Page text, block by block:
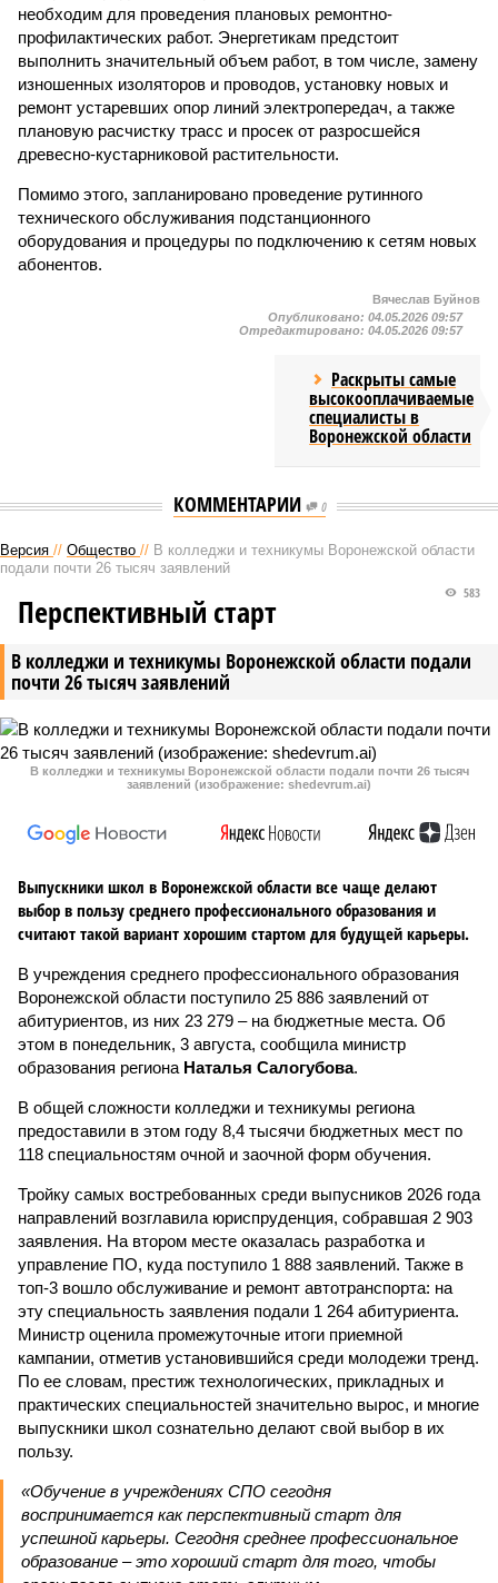
необходим для проведения плановых ремонтно-
профилактических работ. Энергетикам предстоит
выполнить значительный объем работ, в том числе, замену
изношенных изоляторов и проводов, установку новых и
ремонт устаревших опор линий электропередач, а также
плановую расчистку трасс и просек от разросшейся
древесно-кустарниковой растительности.
Помимо этого, запланировано проведение рутинного
технического обслуживания подстанционного
оборудования и процедуры по подключению к сетям новых
абонентов.
Вячеслав Буйнов
Опубликовано: 04.05.2026 09:57
Отредактировано: 04.05.2026 09:57
Раскрыты самые
высокооплачиваемые
специалисты в
Воронежской области
КОММЕНТАРИИ 0
Версия // Общество // В колледжи и техникумы Воронежской области
подали почти 26 тысяч заявлений
В колледжи и техникумы Воронежской области подали
почти 26 тысяч заявлений
583
Перспективный старт
В колледжи и техникумы Воронежской области подали почти 26 тысяч
заявлений (изображение: shedevrum.ai)
Выпускники школ в Воронежской области все чаще делают
выбор в пользу среднего профессионального образования и
считают такой вариант хорошим стартом для будущей карьеры.
В учреждения среднего профессионального образования
Воронежской области поступило 25 886 заявлений от
абитуриентов, из них 23 279 – на бюджетные места. Об
этом в понедельник, 3 августа, сообщила министр
образования региона Наталья Салогубова.
В общей сложности колледжи и техникумы региона
предоставили в этом году 8,4 тысячи бюджетных мест по
118 специальностям очной и заочной форм обучения.
Тройку самых востребованных среди выпусников 2026 года
направлений возглавила юриспруденция, собравшая 2 903
заявления. На втором месте оказалась разработка и
управление ПО, куда поступило 1 888 заявлений. Также в
топ-3 вошло обслуживание и ремонт автотранспорта: на
эту специальность заявления подали 1 264 абитуриента.
Министр оценила промежуточные итоги приемной
кампании, отметив установившийся среди молодежи тренд.
По ее словам, престиж технологических, прикладных и
практических специальностей значительно вырос, и многие
выпускники школ сознательно делают свой выбор в их
пользу.
«Обучение в учреждениях СПО сегодня
воспринимается как перспективный старт для
успешной карьеры. Сегодня среднее профессиональное
образование – это хороший старт для того, чтобы